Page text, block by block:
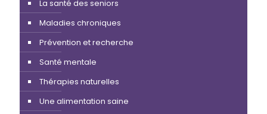
La santé des seniors
Maladies chroniques
Prévention et recherche
Santé mentale
Thérapies naturelles
Une alimentation saine